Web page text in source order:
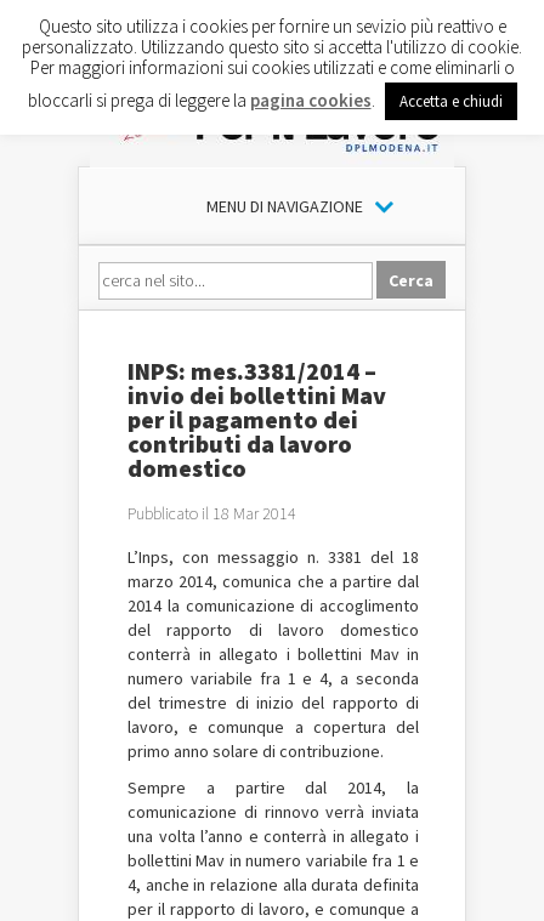
MENU DI NAVIGAZIONE
INPS: mes.3381/2014 –
invio dei bollettini Mav
per il pagamento dei
contributi da lavoro
domestico
Pubblicato il 18 Mar 2014
L’Inps, con messaggio n. 3381 del 18
marzo 2014, comunica che a partire dal
2014 la comunicazione di accoglimento
del rapporto di lavoro domestico
conterrà in allegato i bollettini Mav in
numero variabile fra 1 e 4, a seconda
del trimestre di inizio del rapporto di
lavoro, e comunque a copertura del
primo anno solare di contribuzione.
Sempre a partire dal 2014, la
comunicazione di rinnovo verrà inviata
una volta l’anno e conterrà in allegato i
bollettini Mav in numero variabile fra 1 e
4, anche in relazione alla durata definita
per il rapporto di lavoro, e comunque a
Questo sito utilizza i cookies per fornire un sevizio più reattivo e
personalizzato. Utilizzando questo sito si accetta l'utilizzo di cookie.
Per maggiori informazioni sui cookies utilizzati e come eliminarli o
bloccarli si prega di leggere la pagina cookies Accetta e chiudi